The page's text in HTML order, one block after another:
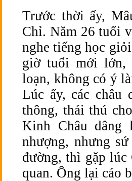
Trước thời ấy,
Chỉ. Năm 26 tuổi
nghe tiếng học
giờ tuổi mới lớn,
loạn, không có ý
Lúc ấy, các châu
thông, thái thú
Kinh Châu
nhượng, nhưng
đường, thì gặp lúc
quan. Ông lại cáo